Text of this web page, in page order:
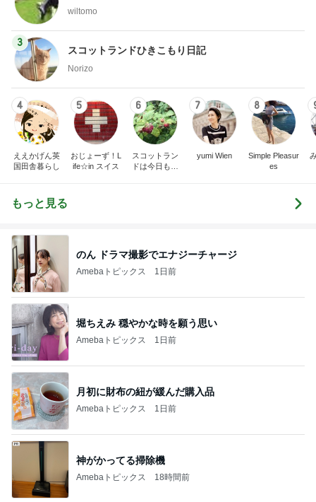
wiltomo
3
スコットランドひきこもり日記
Norizo
4
ええかげん英
国田舎暮らし
5
おじょーず！L
ife☆in スイス
6
スコットラン
ドは今日も曇
7
yumi Wien
8
Simple Pleasur
es
もっと見る
のん ドラマ撮影でエナジーチャージ
Amebaトピックス 1日前
堀ちえみ 穏やかな時を願う思い
Amebaトピックス 1日前
月初に財布の紐が緩んだ購入品
Amebaトピックス 1日前
神がかってる掃除機
Amebaトピックス 18時間前